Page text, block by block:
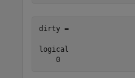
dirty =
logical
    0